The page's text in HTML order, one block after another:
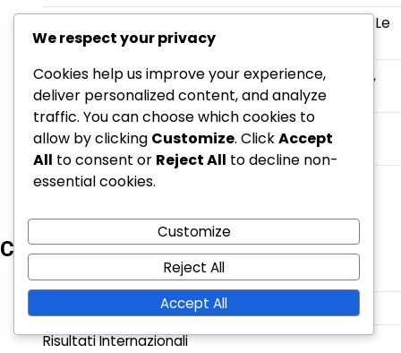
Ante Rebić: I primi giorni, Il supporto della famiglia, Le
sfide personali
Davor Šuker: Scarpa d’Oro della Coppa del Mondo,
Campionati di Club, Capocannoniere
Mario Mandžukić: Gol chiave, Tornei internazionali,
Contributi alla squadra
Lovro Majer: Biografia, Influenze precoci, Storia
Categorie
Biografie dei Giocatori
Punti salienti della carriera
Risultati Internazionali
We respect your privacy
Cookies help us improve your experience,
deliver personalized content, and analyze
traffic. You can choose which cookies to
allow by clicking Customize. ClickAccept
All to consent or Reject All to decline non-
essential cookies.
Customize
Reject All
Accept All